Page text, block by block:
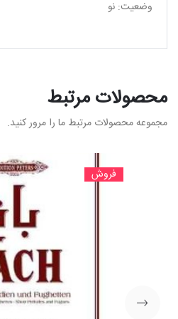
وضعیت: نو
محصولات مرتبط
مجموعه محصولات مرتبط ما را مرور کنید.
فروش